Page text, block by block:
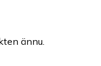
ännu.